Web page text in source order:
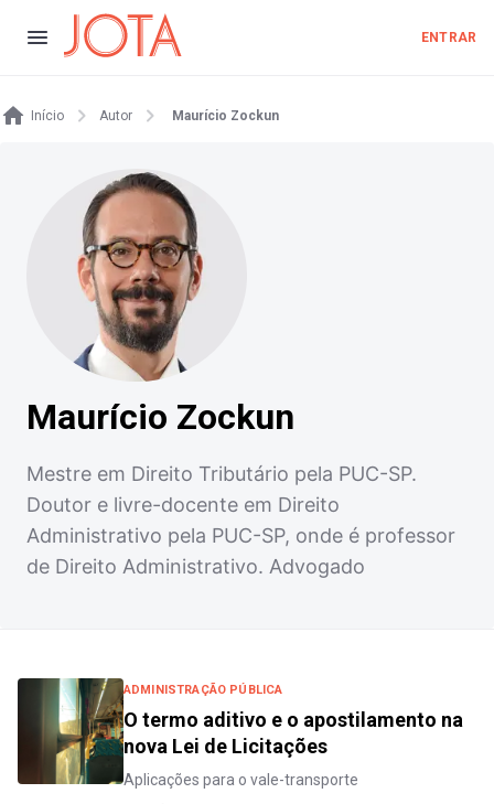
ENTRAR
Início Autor Maurício Zockun
Maurício Zockun
Mestre em Direito Tributário pela PUC-SP.
Doutor e livre-docente em Direito
Administrativo pela PUC-SP, onde é professor
de Direito Administrativo. Advogado
ADMINISTRAÇÃO PÚBLICA
O termo aditivo e o apostilamento na
nova Lei de Licitações
Aplicações para o vale-transporte